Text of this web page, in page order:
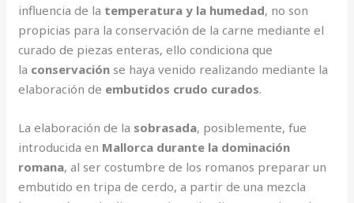
influencia de la temperatura y la humedad, no son
propicias para la conservación de la carne mediante el
curado de piezas enteras, ello condiciona que
la conservación se haya venido realizando mediante la
elaboración de embutidos crudo curados.
La elaboración de la sobrasada, posiblemente, fue
introducida en Mallorca durante la dominación
romana, al ser costumbre de los romanos preparar un
embutido en tripa de cerdo, a partir de una mezcla